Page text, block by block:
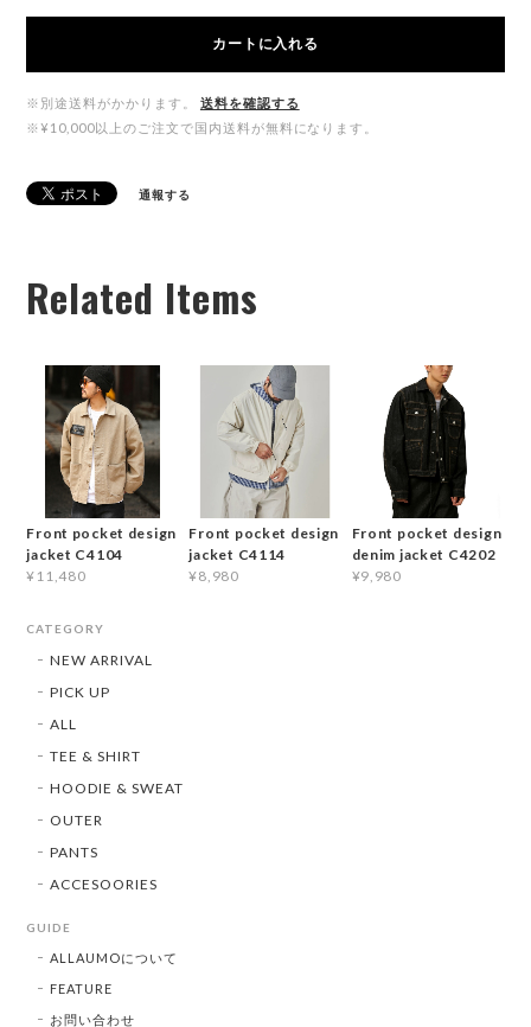
カートに入れる
※別途送料がかかります。
送料を確認する
※¥10,000以上のご注文で国内送料が無料になります。
通報する
Related Items
Front pocket design
jacket C4104
¥11,480
Front pocket design
jacket C4114
¥8,980
Front pocket design
denim jacket C4202
¥9,980
CATEGORY
NEW ARRIVAL
PICK UP
ALL
TEE & SHIRT
HOODIE & SWEAT
OUTER
PANTS
ACCESOORIES
GUIDE
ALLAUMOについて
FEATURE
お問い合わせ